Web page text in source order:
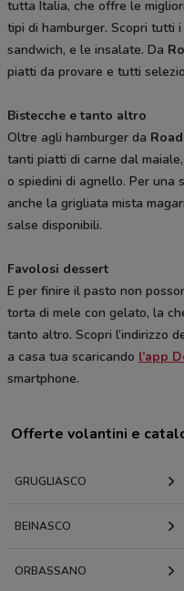
tutta Italia, che offre le
tipi di hamburger. Scopri tutti
sandwich, e le insalate. Da
piatti da provare e tutti
Bistecche e tanto altro
Oltre agli hamburger da
tanti piatti di carne dal
o spiedini di agnello. Per una
anche la grigliata mista
salse disponibili.
Favolosi dessert
E per finire il pasto non
torta di mele con gelato, la
tanto altro. Scopri l’indirizzo
a casa tua scaricando l’app
smartphone.
Offerte volantini e
GRUGLIASCO
BEINASCO
ORBASSANO